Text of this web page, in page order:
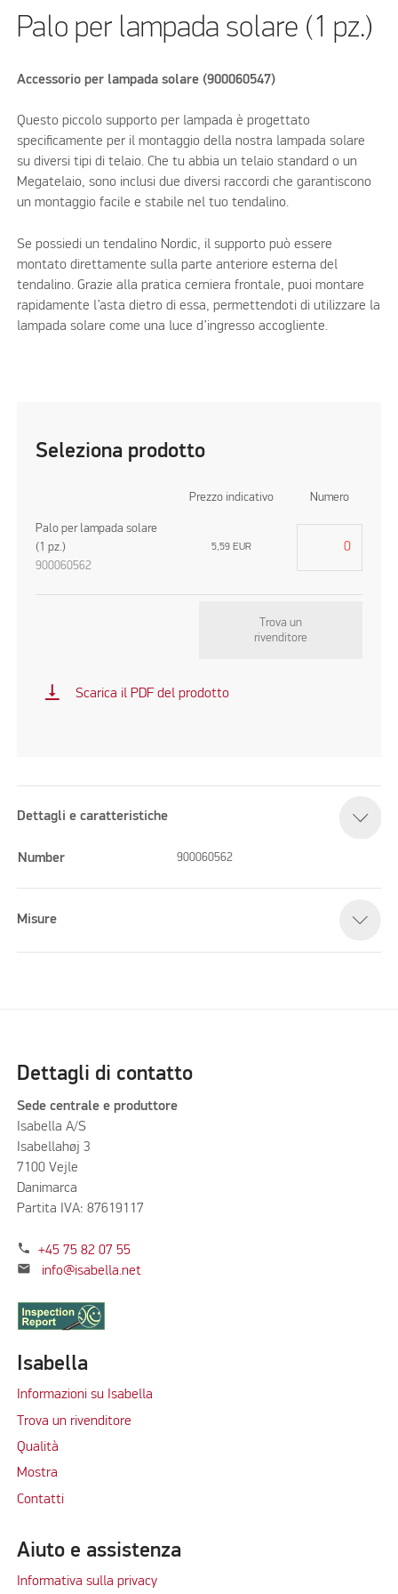
Palo per lampada solare (1 pz.)
Accessorio per lampada solare (900060547)
Questo piccolo supporto per lampada è progettato
specificamente per il montaggio della nostra lampada solare
su diversi tipi di telaio. Che tu abbia un telaio standard o un
Megatelaio, sono inclusi due diversi raccordi che garantiscono
un montaggio facile e stabile nel tuo tendalino.
Se possiedi un tendalino Nordic, il supporto può essere
montato direttamente sulla parte anteriore esterna del
tendalino. Grazie alla pratica cerniera frontale, puoi montare
rapidamente l’asta dietro di essa, permettendoti di utilizzare la
lampada solare come una luce d’ingresso accogliente.
Seleziona prodotto
Prezzo indicativo Numero
Palo per lampada solare
(1 pz.)
900060562
5,59 EUR
Trova un
rivenditore
vertical_align_bottom Scarica il PDF del prodotto
Dettagli e caratteristiche
Number 900060562
Misure
Dettagli di contatto
Sede centrale e produttore
Isabella A/S
Isabellahøj 3
7100 Vejle
Danimarca
Partita IVA: 87619117
phone +45 75 82 07 55
mail info@isabella.net
Isabella
Informazioni su Isabella
Trova un rivenditore
Qualità
Mostra
Contatti
Aiuto e assistenza
Informativa sulla privacy